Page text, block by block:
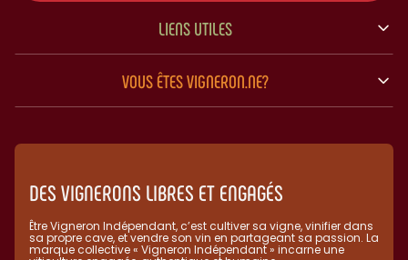
LIENS UTILES
VOUS ÊTES VIGNERON.NE?
DES VIGNERONS LIBRES ET ENGAGÉS
Être Vigneron Indépendant, c’est cultiver sa vigne, vinifier dans
sa propre cave, et vendre son vin en partageant sa passion. La
marque collective « Vigneron Indépendant » incarne une